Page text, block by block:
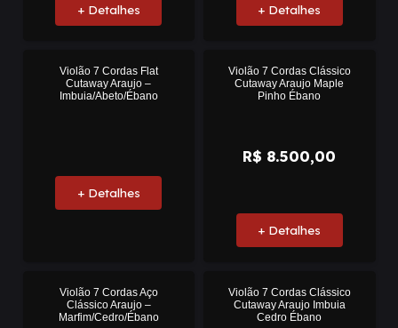
+ Detalhes + Detalhes
Violão 7 Cordas Flat
Cutaway Araujo –
Imbuia/Abeto/Ébano
+ Detalhes
Violão 7 Cordas Clássico
Cutaway Araujo Maple
Pinho Ébano
R$ 8.500,00
+ Detalhes
Violão 7 Cordas Aço
Clássico Araujo –
Marfim/Cedro/Ébano
Violão 7 Cordas Clássico
Cutaway Araujo Imbuia
Cedro Ébano